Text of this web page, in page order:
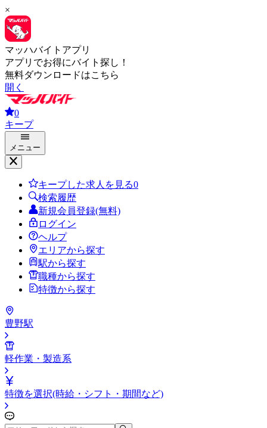
×
マッハバイトアプリ
アプリでお得にバイト探し！
無料ダウンロードはこちら
開く
0
キープ
メニュー
キープした求人を見る0
検索履歴
新規会員登録(無料)
ログイン
ヘルプ
エリアから探す
駅から探す
職種から探す
特徴から探す
豊野駅
軽作業・製造系
特徴を選択(時給・シフト・期間など)